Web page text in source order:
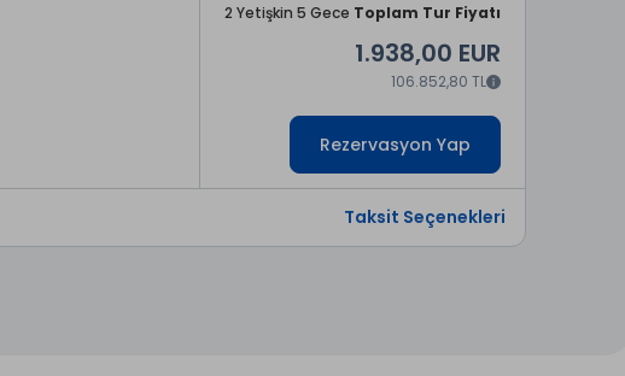
2 Yetişkin 5 Gece Toplam Tur Fiyatı
1.938,00 EUR
106.852,80 TL
Rezervasyon Yap
Taksit Seçenekleri